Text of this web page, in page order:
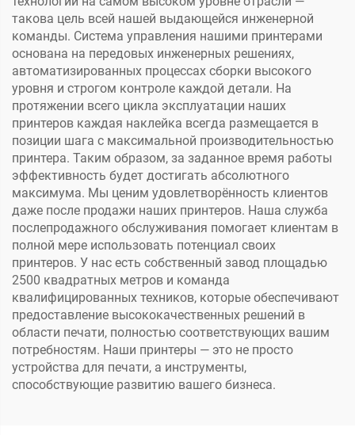
такова цель всей нашей выдающейся инженерной
команды. Система управления нашими принтерами
основана на передовых инженерных решениях,
автоматизированных процессах сборки высокого
уровня и строгом контроле каждой детали. На
протяжении всего цикла эксплуатации наших
принтеров каждая наклейка всегда размещается в
позиции шага с максимальной производительностью
принтера. Таким образом, за заданное время работы
эффективность будет достигать абсолютного
максимума. Мы ценим удовлетворённость клиентов
даже после продажи наших принтеров. Наша служба
послепродажного обслуживания помогает клиентам в
полной мере использовать потенциал своих
принтеров. У нас есть собственный завод площадью
2500 квадратных метров и команда
квалифицированных техников, которые обеспечивают
предоставление высококачественных решений в
области печати, полностью соответствующих вашим
потребностям. Наши принтеры — это не просто
устройства для печати, а инструменты,
способствующие развитию вашего бизнеса.